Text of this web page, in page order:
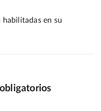
habilitadas en su